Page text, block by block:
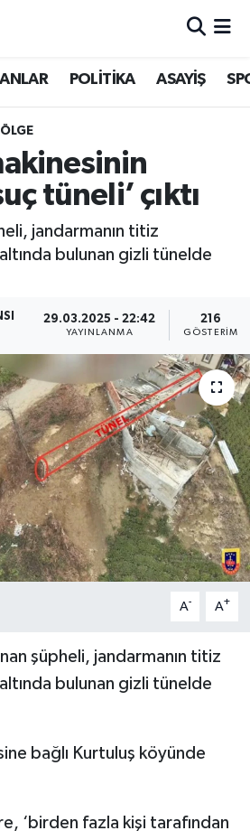
POLİTİKA ASAYİŞ
tüneli’ çıktı
jandarmanın titiz
altında bulunan gizli tünelde
29.03.2025 - 22:42
YAYINLANMA
216
GÖSTERIM
A- A+
şüpheli, jandarmanın titiz
altında bulunan gizli tünelde
bağlı Kurtuluş köyünde
‘birden fazla kişi tarafından
Vakitleri
Durumu ve Fikstür